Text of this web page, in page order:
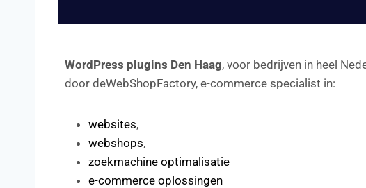
WordPress plugins Den Haag, voor bedrijven in heel
door deWebShopFactory, e-commerce specialist in:
websites,
webshops,
zoekmachine optimalisatie
e-commerce oplossingen